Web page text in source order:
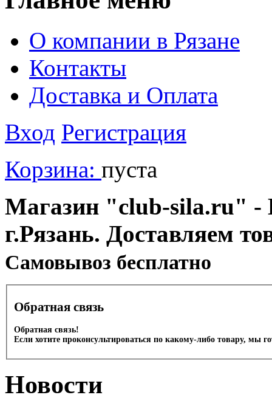
О компании в Рязане
Контакты
Доставка и Оплата
Вход Регистрация
Корзина: пуста
Магазин "club-sila.ru" -
г.Рязань. Доставляем
Cамовывоз бесплатно
Обратная связь
Обратная связь!
Если хотите проконсультироваться по какому-либо товару, мы
Новости